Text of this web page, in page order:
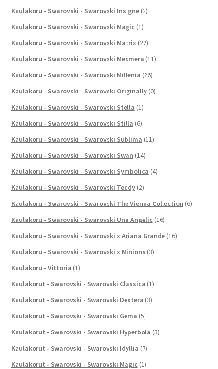
Kaulakoru - Swarovski - Swarovski Insigne (2)
Kaulakoru - Swarovski - Swarovski Magic (1)
Kaulakoru - Swarovski - Swarovski Matrix (22)
Kaulakoru - Swarovski - Swarovski Mesmera (11)
Kaulakoru - Swarovski - Swarovski Millenia (26)
Kaulakoru - Swarovski - Swarovski Originally (0)
Kaulakoru - Swarovski - Swarovski Stella (1)
Kaulakoru - Swarovski - Swarovski Stilla (6)
Kaulakoru - Swarovski - Swarovski Sublima (11)
Kaulakoru - Swarovski - Swarovski Swan (14)
Kaulakoru - Swarovski - Swarovski Symbolica (4)
Kaulakoru - Swarovski - Swarovski Teddy (2)
Kaulakoru - Swarovski - Swarovski The Vienna Collection (6)
Kaulakoru - Swarovski - Swarovski Una Angelic (16)
Kaulakoru - Swarovski - Swarovski x Ariana Grande (16)
Kaulakoru - Swarovski - Swarovski x Minions (3)
Kaulakoru - Vittoria (1)
Kaulakorut - Swarovski - Swarovski Classica (1)
Kaulakorut - Swarovski - Swarovski Dextera (3)
Kaulakorut - Swarovski - Swarovski Gema (5)
Kaulakorut - Swarovski - Swarovski Hyperbola (3)
Kaulakorut - Swarovski - Swarovski Idyllia (7)
Kaulakorut - Swarovski - Swarovski Magic (1)